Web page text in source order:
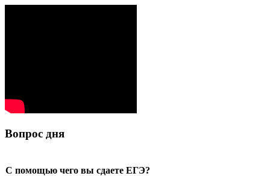
Вопрос дня
С помощью чего вы сдаете ЕГЭ?